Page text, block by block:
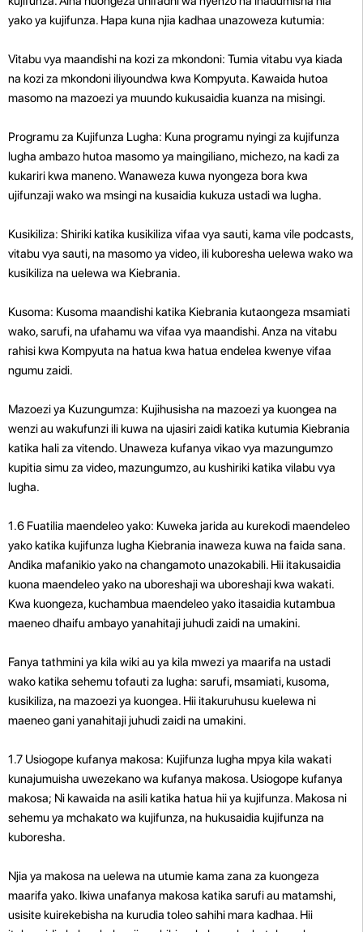
yako ya kujifunza. Hapa kuna njia kadhaa unazoweza kutumia:
Vitabu vya maandishi na kozi za mkondoni: Tumia vitabu vya kiada
na kozi za mkondoni iliyoundwa kwa Kompyuta. Kawaida hutoa
masomo na mazoezi ya muundo kukusaidia kuanza na misingi.
Programu za Kujifunza Lugha: Kuna programu nyingi za kujifunza
lugha ambazo hutoa masomo ya maingiliano, michezo, na kadi za
kukariri kwa maneno. Wanaweza kuwa nyongeza bora kwa
ujifunzaji wako wa msingi na kusaidia kukuza ustadi wa lugha.
Kusikiliza: Shiriki katika kusikiliza vifaa vya sauti, kama vile podcasts,
vitabu vya sauti, na masomo ya video, ili kuboresha uelewa wako wa
kusikiliza na uelewa wa Kiebrania.
Kusoma: Kusoma maandishi katika Kiebrania kutaongeza msamiati
wako, sarufi, na ufahamu wa vifaa vya maandishi. Anza na vitabu
rahisi kwa Kompyuta na hatua kwa hatua endelea kwenye vifaa
ngumu zaidi.
Mazoezi ya Kuzungumza: Kujihusisha na mazoezi ya kuongea na
wenzi au wakufunzi ili kuwa na ujasiri zaidi katika kutumia Kiebrania
katika hali za vitendo. Unaweza kufanya vikao vya mazungumzo
kupitia simu za video, mazungumzo, au kushiriki katika vilabu vya
lugha.
1.6 Fuatilia maendeleo yako: Kuweka jarida au kurekodi maendeleo
yako katika kujifunza lugha Kiebrania inaweza kuwa na faida sana.
Andika mafanikio yako na changamoto unazokabili. Hii itakusaidia
kuona maendeleo yako na uboreshaji wa uboreshaji kwa wakati.
Kwa kuongeza, kuchambua maendeleo yako itasaidia kutambua
maeneo dhaifu ambayo yanahitaji juhudi zaidi na umakini.
Fanya tathmini ya kila wiki au ya kila mwezi ya maarifa na ustadi
wako katika sehemu tofauti za lugha: sarufi, msamiati, kusoma,
kusikiliza, na mazoezi ya kuongea. Hii itakuruhusu kuelewa ni
maeneo gani yanahitaji juhudi zaidi na umakini.
1.7 Usiogope kufanya makosa: Kujifunza lugha mpya kila wakati
kunajumuisha uwezekano wa kufanya makosa. Usiogope kufanya
makosa; Ni kawaida na asili katika hatua hii ya kujifunza. Makosa ni
sehemu ya mchakato wa kujifunza, na hukusaidia kujifunza na
kuboresha.
Njia ya makosa na uelewa na utumie kama zana za kuongeza
maarifa yako. Ikiwa unafanya makosa katika sarufi au matamshi,
usisite kuirekebisha na kurudia toleo sahihi mara kadhaa. Hii